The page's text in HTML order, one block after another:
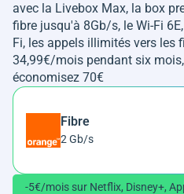
avec la Livebox Max, la box
fibre jusqu'à 8Gb/s, le Wi-Fi
Fi, les appels illimités vers les
34,99€/mois pendant six
économisez 70€
Fibre
2 Gb/s
-5€/mois sur Netflix, Disney+,